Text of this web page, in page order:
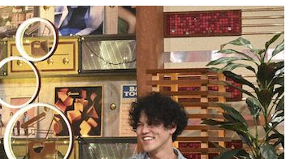
『アイ＝ラブ！げーみんぐ』＝
E齋藤樹愛羅＆佐々木舞香SPイ
ビュー